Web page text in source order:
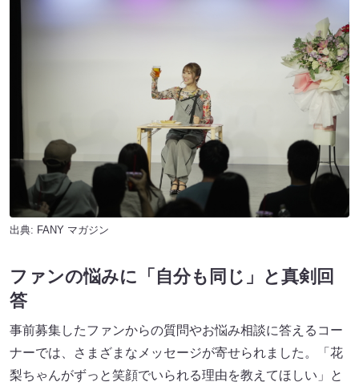
出典: FANY マガジン
ファンの悩みに「自分も同じ」と真剣回
答
事前募集したファンからの質問やお悩み相談に答えるコー
ナーでは、さまざまなメッセージが寄せられました。「花
梨ちゃんがずっと笑顔でいられる理由を教えてほしい」と